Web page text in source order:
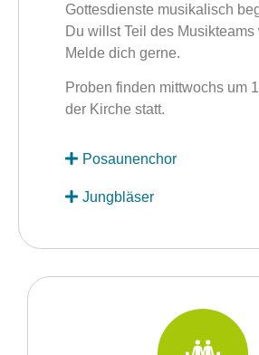
Gottesdienste musikalisch
Du willst Teil des Musikteams
Melde dich gerne.
Proben finden mittwochs um
der Kirche statt.
Posaunenchor
Jungbläser